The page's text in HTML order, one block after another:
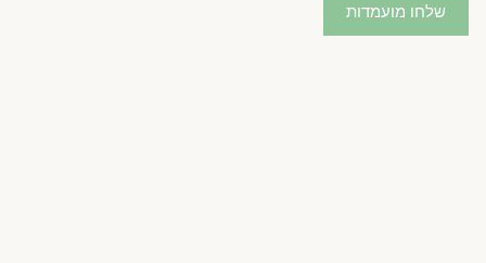
שלחו מועמדות